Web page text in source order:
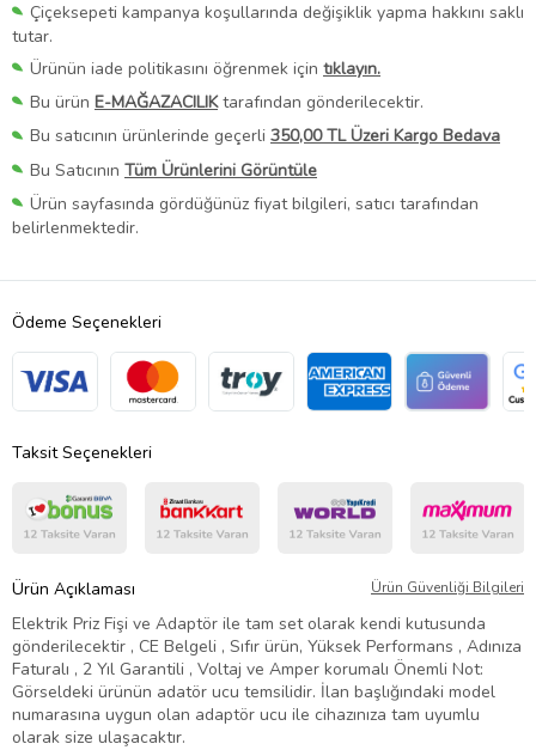
Çiçeksepeti kampanya koşullarında değişiklik yapma hakkını saklı
tutar.
Ürünün iade politikasını öğrenmek için tıklayın.
Bu ürün E-MAĞAZACILIKtarafından gönderilecektir.
Bu satıcının ürünlerinde geçerli 350,00 TL Üzeri Kargo Bedava
Bu Satıcının Tüm Ürünlerini Görüntüle
Ürün sayfasında gördüğünüz fiyat bilgileri, satıcı tarafından
belirlenmektedir.
Ödeme Seçenekleri
Taksit Seçenekleri
Ürün Açıklaması Ürün Güvenliği Bilgileri
Elektrik Priz Fişi ve Adaptör ile tam set olarak kendi kutusunda
gönderilecektir , CE Belgeli , Sıfır ürün, Yüksek Performans , Adınıza
Faturalı , 2 Yıl Garantili , Voltaj ve Amper korumalı Önemli Not:
Görseldeki ürünün adatör ucu temsilidir. İlan başlığındaki model
numarasına uygun olan adaptör ucu ile cihazınıza tam uyumlu
olarak size ulaşacaktır.